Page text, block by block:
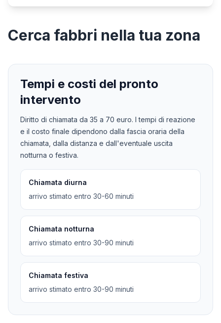
Cerca fabbri nella tua zona
Tempi e costi del pronto
intervento
Diritto di chiamata da 35 a 70 euro. I tempi di reazione
e il costo finale dipendono dalla fascia oraria della
chiamata, dalla distanza e dall'eventuale uscita
notturna o festiva.
Chiamata diurna
arrivo stimato entro 30-60 minuti
Chiamata notturna
arrivo stimato entro 30-90 minuti
Chiamata festiva
arrivo stimato entro 30-90 minuti